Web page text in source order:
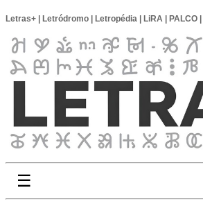
Letras+ Letródromo Letropédia LiRA PALCO
☰